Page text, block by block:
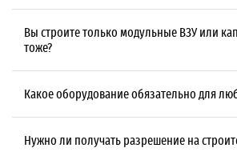
Вы строите только модульные ВЗУ или
тоже?
«ГидроСервис» строит модульные ВЗУна
коммерческих объектов: складов, АЗС,
заказчика требуется капитальное здание, мы
Какое оборудование обязательно для
Минимальный набор:скважинный насос со
достаточно. Дляпитьевой водыдобавляются
Нужно ли получать разрешение на